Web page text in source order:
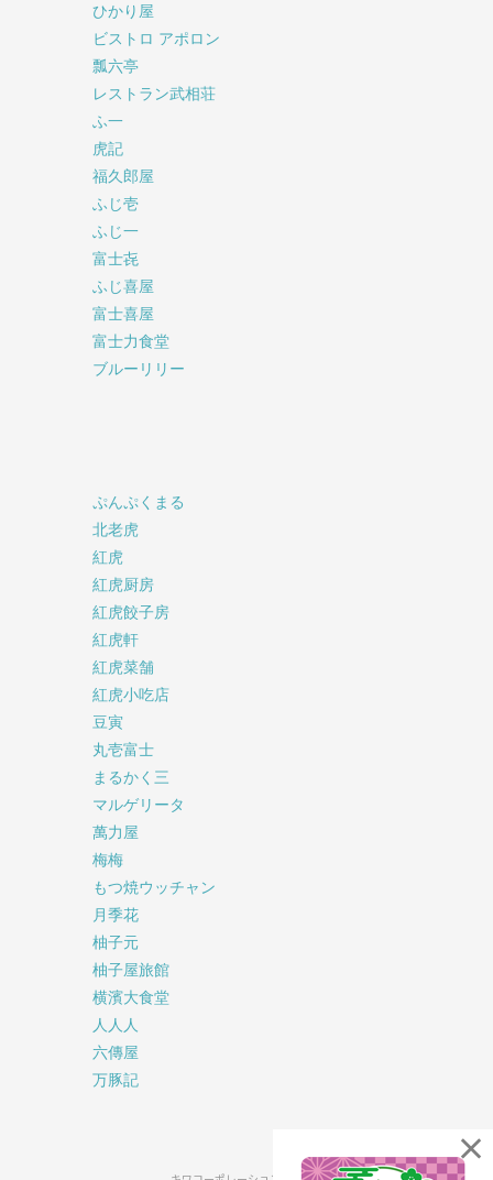
ひかり屋
ビストロ アポロン
瓢六亭
レストラン武相荘
ふ一
虎記
福久郎屋
ふじ壱
ふじ一
富士㐂
ふじ喜屋
富士喜屋
富士力食堂
ブルーリリー
ぷんぷくまる
北老虎
紅虎
紅虎厨房
紅虎餃子房
紅虎軒
紅虎菜舗
紅虎小吃店
豆寅
丸壱富士
まるかく三
マルゲリータ
萬力屋
梅梅
もつ焼ウッチャン
月季花
柚子元
柚子屋旅館
横濱大食堂
人人人
六傳屋
万豚記
×